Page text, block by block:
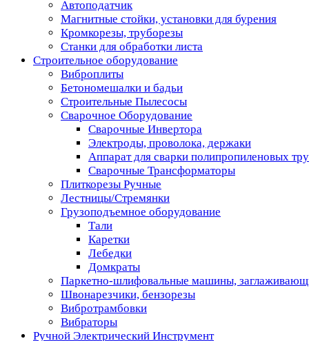
Автоподатчик
Магнитные стойки, установки для бурения
Кромкорезы, труборезы
Станки для обработки листа
Строительное оборудование
Виброплиты
Бетономешалки и бадьи
Строительные Пылесосы
Сварочное Оборудование
Сварочные Инвертора
Электроды, проволока, держаки
Аппарат для сварки полипропиленовых
Сварочные Трансформаторы
Плиткорезы Ручные
Лестницы/Стремянки
Грузоподъемное оборудование
Тали
Каретки
Лебедки
Домкраты
Паркетно-шлифовальные машины,
Швонарезчики, бензорезы
Вибротрамбовки
Вибраторы
Ручной Электрический Инструмент